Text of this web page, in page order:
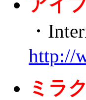
・
http://
ミラ